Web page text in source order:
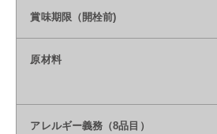
賞味期限（開栓前)
原材料
アレルギー義務（8品目）